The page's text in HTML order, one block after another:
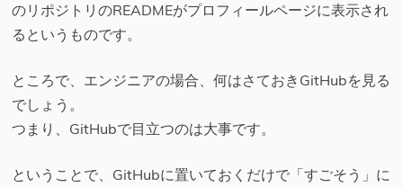
のリポジトリのREADMEがプロフィールページに表示され
るというものです。
ところで、エンジニアの場合、何はさておきGitHubを見る
でしょう。
つまり、GitHubで目立つのは大事です。
ということで、GitHubに置いておくだけで「すごそう」に